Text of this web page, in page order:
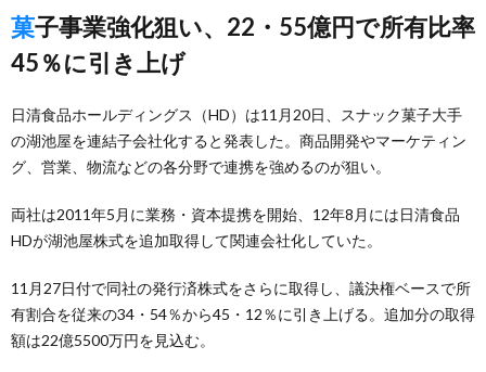
菓子事業強化狙い、22・55億円で所有比率
45％に引き上げ
日清食品ホールディングス（HD）は11月20日、スナック菓子大手
の湖池屋を連結子会社化すると発表した。商品開発やマーケティン
グ、営業、物流などの各分野で連携を強めるのが狙い。
両社は2011年5月に業務・資本提携を開始、12年8月には日清食品
HDが湖池屋株式を追加取得して関連会社化していた。
11月27日付で同社の発行済株式をさらに取得し、議決権ベースで所
有割合を従来の34・54％から45・12％に引き上げる。追加分の取得
額は22億5500万円を見込む。